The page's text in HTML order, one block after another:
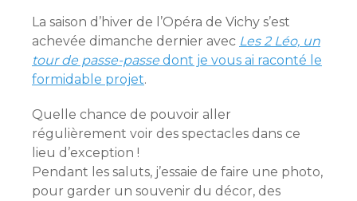
La saison d’hiver de l’Opéra de Vichy s’est
achevée dimanche dernier avec Les 2 Léo, un
tour de passe-passe dont je vous ai raconté le
formidable projet.
Quelle chance de pouvoir aller
régulièrement voir des spectacles dans ce
lieu d’exception !
Pendant les saluts, j’essaie de faire une photo,
pour garder un souvenir du décor, des